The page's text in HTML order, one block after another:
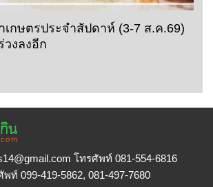
กษตรประจำสัปดาห์ (3-7 ส.ค.69)
งลงอีก
@gmail.com โทรศัพท์ 081-554-6816
ท์ 099-419-5862, 081-497-7680